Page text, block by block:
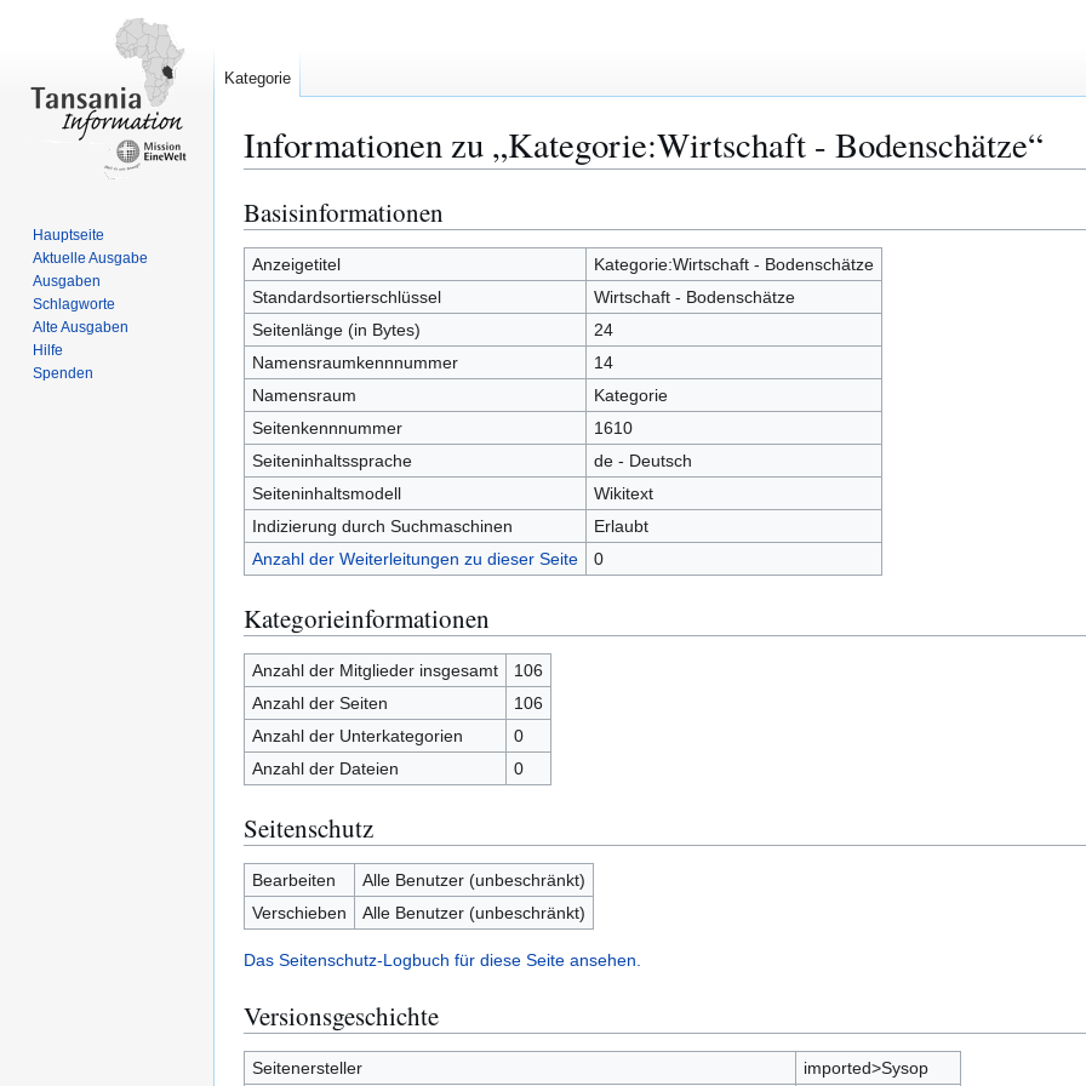
Informationen zu „Kategorie:Wirtschaft - Bodenschätze“
Zur
Navigation
springen
Zur
Suche
springen
Basisinformationen
Anzeigetitel
Kategorie:Wirtschaft - Bodenschätze
Standardsortierschlüssel
Wirtschaft - Bodenschätze
Seitenlänge (in Bytes)
24
Namensraumkennnummer
14
Namensraum
Kategorie
Seitenkennnummer
1610
Seiteninhaltssprache
de - Deutsch
Seiteninhaltsmodell
Wikitext
Indizierung durch Suchmaschinen
Erlaubt
Anzahl der Weiterleitungen zu dieser Seite
0
Kategorieinformationen
Anzahl der Mitglieder insgesamt
106
Anzahl der Seiten
106
Anzahl der Unterkategorien
0
Anzahl der Dateien
0
Seitenschutz
Bearbeiten
Alle Benutzer (unbeschränkt)
Verschieben
Alle Benutzer (unbeschränkt)
Das Seitenschutz-Logbuch für diese Seite ansehen.
Versionsgeschichte
Seitenersteller imported>Sysop
Kategorie
Hauptseite
Aktuelle Ausgabe
Ausgaben
Schlagworte
Alte Ausgaben
Hilfe
Spenden